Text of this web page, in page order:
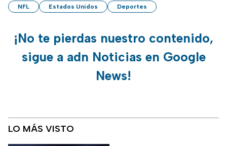
NFL Estados Unidos Deportes
¡No te pierdas nuestro contenido,
sigue a adn Noticias en Google
News!
LO MÁS VISTO